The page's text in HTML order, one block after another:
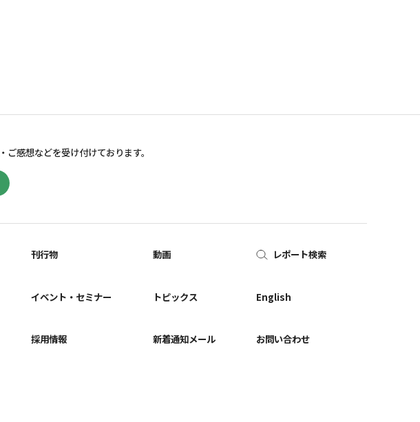
ご感想などを受け付けております。
刊行物
イベント・セミナー
採用情報
動画
トピックス
新着通知メール
レポート検索
English
お問い合わせ